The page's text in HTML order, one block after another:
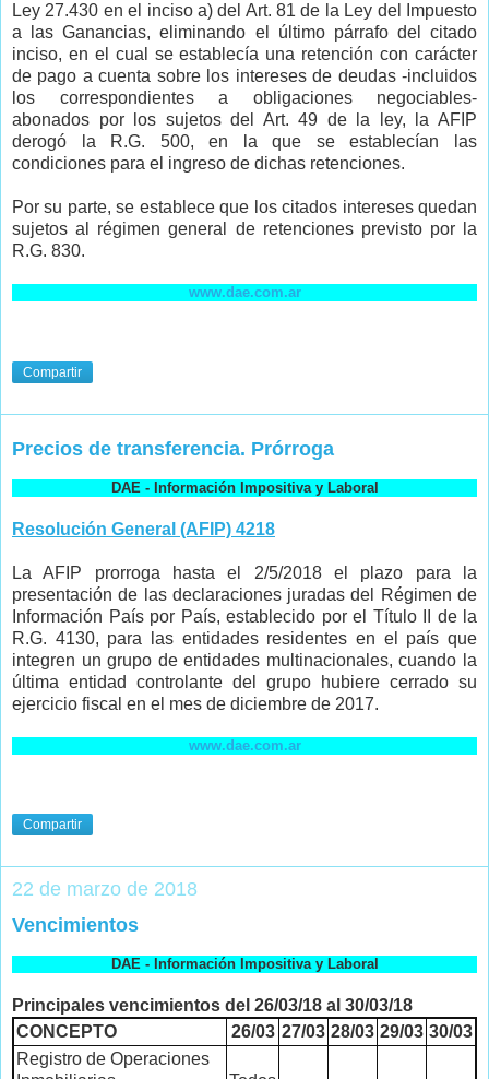
Ley 27.430 en el inciso a) del Art. 81 de la Ley del Impuesto
a las Ganancias, eliminando el último párrafo del citado
inciso, en el cual se establecía una retención con carácter
de pago a cuenta sobre los intereses de deudas -incluidos
los correspondientes a obligaciones negociables-
abonados por los sujetos del Art. 49 de la ley, la AFIP
derogó la R.G. 500, en la que se establecían las
condiciones para el ingreso de dichas retenciones.
Por su parte, se establece que los citados intereses quedan
sujetos al régimen general de retenciones previsto por la
R.G. 830.
www.dae.com.ar
Compartir
Precios de transferencia. Prórroga
DAE - Información Impositiva y Laboral
Resolución General (AFIP) 4218
La AFIP prorroga hasta el 2/5/2018 el plazo para la
presentación de las declaraciones juradas del Régimen de
Información País por País, establecido por el Título II de la
R.G. 4130, para las entidades residentes en el país que
integren un grupo de entidades multinacionales, cuando la
última entidad controlante del grupo hubiere cerrado su
ejercicio fiscal en el mes de diciembre de 2017.
www.dae.com.ar
Compartir
22 de marzo de 2018
Vencimientos
DAE - Información Impositiva y Laboral
Principales vencimientos del 26/03/18 al 30/03/18
CONCEPTO
26/03 27/03 28/03 29/03 30/03
Registro de Operaciones